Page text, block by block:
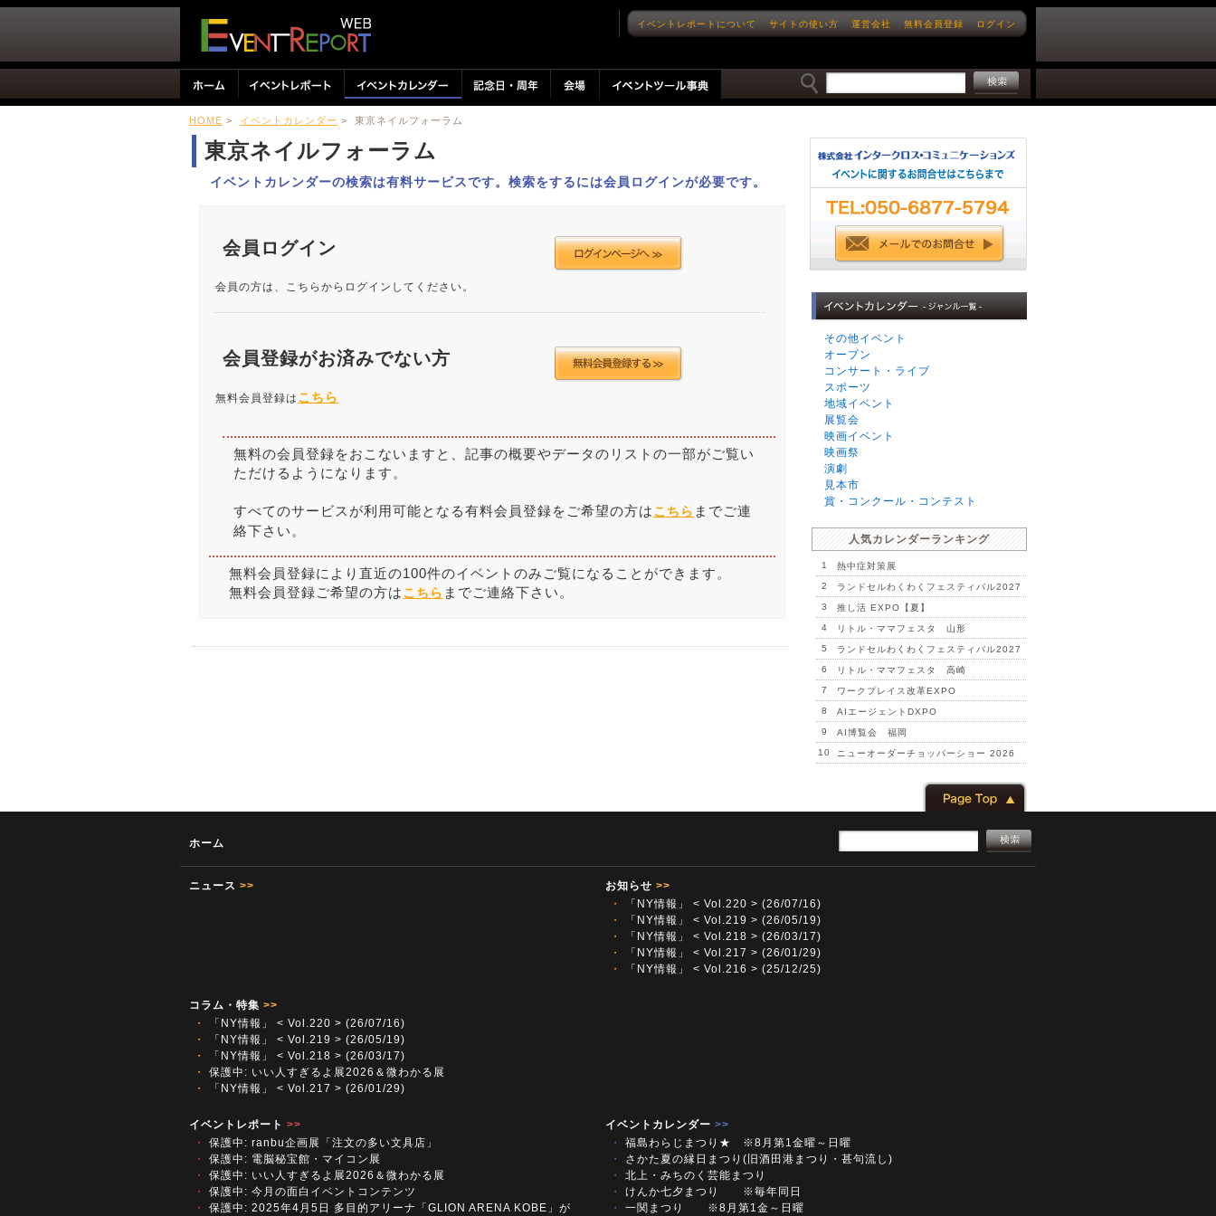
イベントレポートについて サイトの使い方 運営会社 無料会員登録 ログイン
HOME > イベントカレンダー > 東京ネイルフォーラム
東京ネイルフォーラム
イベントカレンダーの検索は有料サービスです。検索をするには会員ログインが必要です。
会員ログイン
会員の方は、こちらからログインしてください。
会員登録がお済みでない方
無料会員登録は こちら
無料の会員登録をおこないますと、記事の概要やデータのリストの一部がご覧い
ただけるようになります。
すべてのサービスが利用可能となる有料会員登録をご希望の方はこちら までご連
絡下さい。
無料会員登録により直近の100件のイベントのみご覧になることができます。
無料会員登録ご希望の方はこちら までご連絡下さい。
その他イベント
オープン
コンサート・ライブ
スポーツ
地域イベント
展覧会
映画イベント
映画祭
演劇
見本市
賞・コンクール・コンテスト
人気カレンダーランキング
1
熱中症対策展
2
ランドセルわくわくフェスティバル2027
3
推し活 EXPO【夏】
4
リトル・ママフェスタ 山形
5
ランドセルわくわくフェスティバル2027
6
リトル・ママフェスタ 高崎
7
ワークプレイス改革EXPO
8
AIエージェントDXPO
9
AI博覧会 福岡
10
ニューオーダーチョッパーショー 2026
ホーム
ニュース >> お知らせ >>
・
「NY情報」 < Vol.220 > (26/07/16)
・
「NY情報」 < Vol.219 > (26/05/19)
・
「NY情報」 < Vol.218 > (26/03/17)
・
「NY情報」 < Vol.217 > (26/01/29)
・
「NY情報」 < Vol.216 > (25/12/25)
コラム・特集 >>
・
「NY情報」 < Vol.220 > (26/07/16)
・
「NY情報」 < Vol.219 > (26/05/19)
・
「NY情報」 < Vol.218 > (26/03/17)
・
保護中: いい人すぎるよ展2026＆微わかる展
・
「NY情報」 < Vol.217 > (26/01/29)
イベントレポート >>
・
保護中: ranbu企画展「注文の多い文具店」
・
保護中: 電脳秘宝館・マイコン展
・
保護中: いい人すぎるよ展2026＆微わかる展
・
保護中: 今月の面白イベントコンテンツ
・
保護中: 2025年4月5日 多目的アリーナ「GLION ARENA KOBE」が
イベントカレンダー >>
・
福島わらじまつり★ ※8月第1金曜～日曜
・
さかた夏の縁日まつり(旧酒田港まつり・甚句流し)
・
北上・みちのく芸能まつり
・
けんか七夕まつり ※毎年同日
・
一関まつり ※8月第1金～日曜